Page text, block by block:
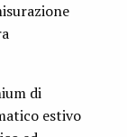
di
estivo